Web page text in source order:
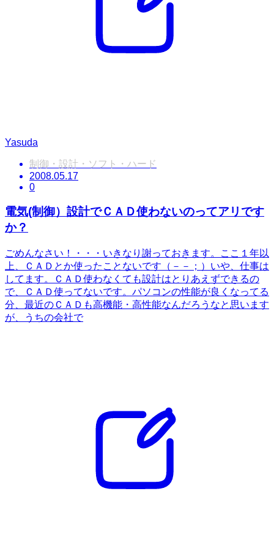
Yasuda
制御・設計・ソフト・ハード
2008.05.17
0
電気(制御）設計でＣＡＤ使わないのってアリです
か？
ごめんなさい！・・・いきなり謝っておきます。ここ１年以
上、ＣＡＤとか使ったことないです（－－；）いや、仕事は
してます。ＣＡＤ使わなくても設計はとりあえずできるの
で、ＣＡＤ使ってないです。パソコンの性能が良くなってる
分、最近のＣＡＤも高機能・高性能なんだろうなと思います
が、うちの会社で